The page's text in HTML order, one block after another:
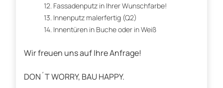
Fassadenputz in Ihrer Wunschfarbe!
Innenputz malerfertig (Q2)
Innentüren in Buche oder in Weiß
Wir freuen uns auf Ihre Anfrage!
DON´T WORRY, BAU HAPPY.